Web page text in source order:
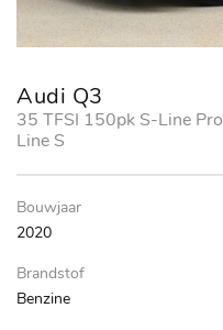
Audi Q3
35 TFSI 150pk S-Line Pro
Line S
Bouwjaar
2020
Brandstof
Benzine